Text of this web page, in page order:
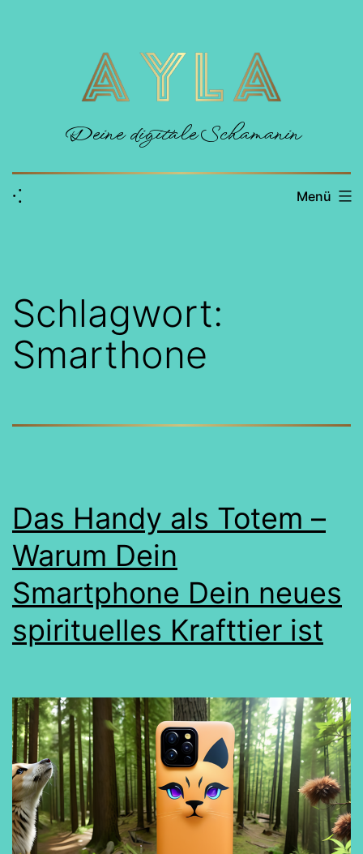
Deine digitale Schamanin
⁖ Menü
Schlagwort:
Smarthone
Das Handy als Totem –
Warum Dein
Smartphone Dein neues
spirituelles Krafttier ist